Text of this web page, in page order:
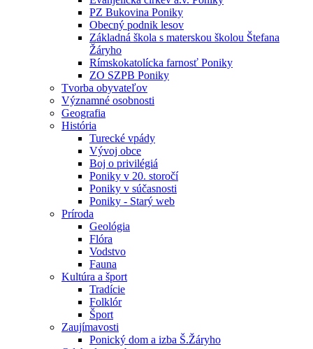
PZ Bukovina Poniky
Obecný podnik lesov
Základná škola s materskou školou Štefana
Žáryho
Rímskokatolícka farnosť Poniky
ZO SZPB Poniky
Tvorba obyvateľov
Významné osobnosti
Geografia
História
Turecké vpády
Vývoj obce
Boj o privilégiá
Poniky v 20. storočí
Poniky v súčasnosti
Poniky - Starý web
Príroda
Geológia
Flóra
Vodstvo
Fauna
Kultúra a šport
Tradície
Folklór
Šport
Zaujímavosti
Ponický dom a izba Š.Žáryho